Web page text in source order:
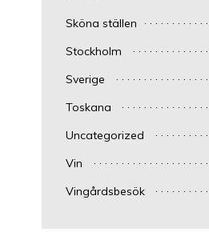
Sköna ställen
Stockholm
Sverige
Toskana
Uncategorized
Vin
Vingårdsbesök